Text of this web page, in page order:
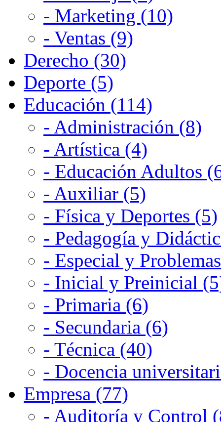
- Marketing (10)
- Ventas (9)
Derecho (30)
Deporte (5)
Educación (114)
- Administración (8)
- Artística (4)
- Educación Adultos
- Auxiliar (5)
- Física y Deportes (5)
- Pedagogía y
- Especial y
- Inicial y Preinicial
- Primaria (6)
- Secundaria (6)
- Técnica (40)
- Docencia
Empresa (77)
- Auditoría y Control